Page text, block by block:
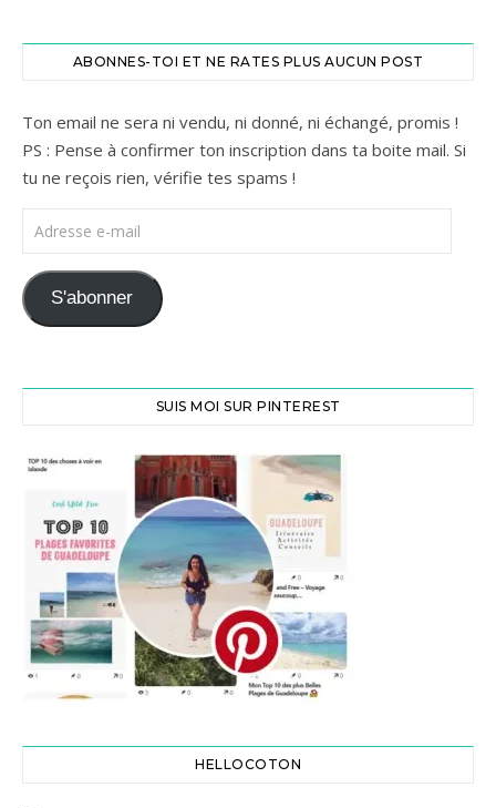
ABONNES-TOI ET NE RATES PLUS AUCUN POST
Ton email ne sera ni vendu, ni donné, ni échangé, promis !
PS : Pense à confirmer ton inscription dans ta boite mail. Si
tu ne reçois rien, vérifie tes spams !
Adresse e-mail
S'abonner
SUIS MOI SUR PINTEREST
HELLOCOTON